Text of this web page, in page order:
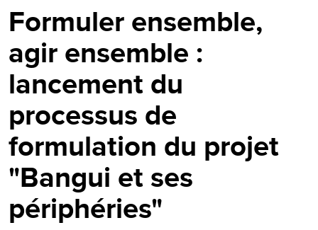
Formuler ensemble,
agir ensemble :
lancement du
processus de
formulation du projet
"Bangui et ses
périphéries"